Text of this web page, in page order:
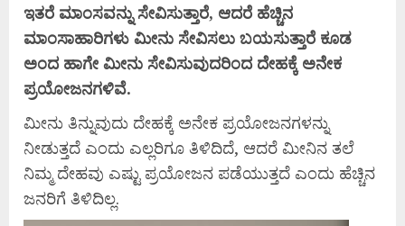
ಇತರೆ ಮಾಂಸವನ್ನು ಸೇವಿಸುತ್ತಾರೆ, ಆದರೆ ಹೆಚ್ಚಿನ
ಮಾಂಸಾಹಾರಿಗಳು ಮೀನು ಸೇವಿಸಲು ಬಯಸುತ್ತಾರೆ ಕೂಡ
ಅಂದ ಹಾಗೇ ಮೀನು ಸೇವಿಸುವುದರಿಂದ ದೇಹಕ್ಕೆ ಅನೇಕ
ಪ್ರಯೋಜನಗಳಿವೆ.
ಮೀನು ತಿನ್ನುವುದು ದೇಹಕ್ಕೆ ಅನೇಕ ಪ್ರಯೋಜನಗಳನ್ನು
ನೀಡುತ್ತದೆ ಎಂದು ಎಲ್ಲರಿಗೂ ತಿಳಿದಿದೆ, ಆದರೆ ಮೀನಿನ ತಲೆ
ನಿಮ್ಮ ದೇಹವು ಎಷ್ಟು ಪ್ರಯೋಜನ ಪಡೆಯುತ್ತದೆ ಎಂದು ಹೆಚ್ಚಿನ
ಜನರಿಗೆ ತಿಳಿದಿಲ್ಲ.